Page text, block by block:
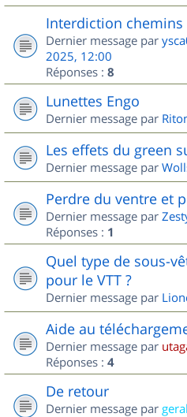
Interdiction chemins
Dernier message par
2025, 12:00
Réponses : 8
Lunettes Engo
Dernier message par
Les effets du green
Dernier message par
Perdre du ventre et
Dernier message par
Réponses : 1
Quel type de sous-
pour le VTT ?
Dernier message par
Aide au
Dernier message par
Réponses : 4
De retour
Dernier message par